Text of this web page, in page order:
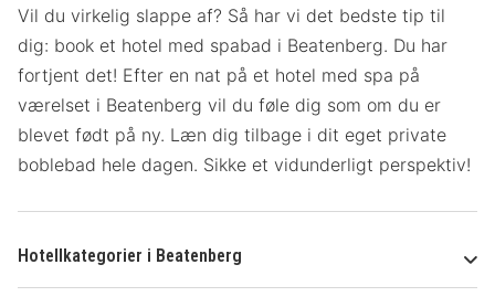
Vil du virkelig slappe af? Så har vi det bedste tip til
dig: book et hotel med spabad i Beatenberg. Du har
fortjent det! Efter en nat på et hotel med spa på
værelset i Beatenberg vil du føle dig som om du er
blevet født på ny. Læn dig tilbage i dit eget private
boblebad hele dagen. Sikke et vidunderligt perspektiv!
Hotellkategorier i Beatenberg